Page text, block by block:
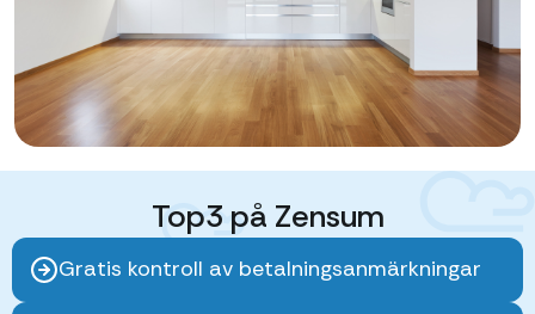
Top3 på Zensum
Gratis kontroll av betalningsanmärkningar